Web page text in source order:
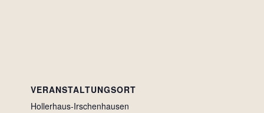
VERANSTALTUNGSORT
Hollerhaus-Irschenhausen